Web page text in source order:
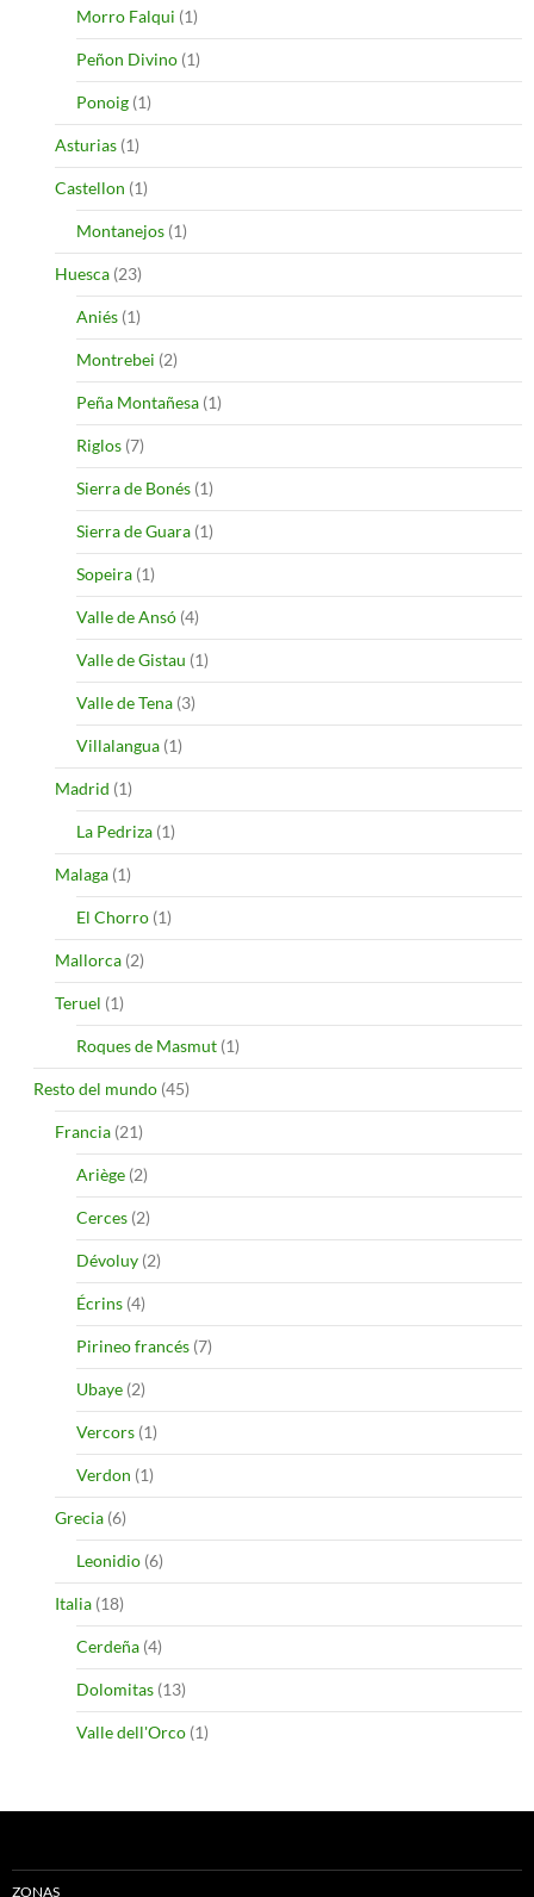
Morro Falqui (1)
Peñon Divino (1)
Ponoig (1)
Asturias (1)
Castellon (1)
Montanejos (1)
Huesca (23)
Aniés (1)
Montrebei (2)
Peña Montañesa (1)
Riglos (7)
Sierra de Bonés (1)
Sierra de Guara (1)
Sopeira (1)
Valle de Ansó (4)
Valle de Gistau (1)
Valle de Tena (3)
Villalangua (1)
Madrid (1)
La Pedriza (1)
Malaga (1)
El Chorro (1)
Mallorca (2)
Teruel (1)
Roques de Masmut (1)
Resto del mundo (45)
Francia (21)
Ariège (2)
Cerces (2)
Dévoluy (2)
Écrins (4)
Pirineo francés (7)
Ubaye (2)
Vercors (1)
Verdon (1)
Grecia (6)
Leonidio (6)
Italia (18)
Cerdeña (4)
Dolomitas (13)
Valle dell'Orco (1)
ZONAS